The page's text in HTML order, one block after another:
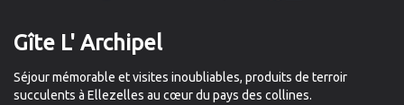
Gîte L' Archipel
Séjour mémorable et visites inoubliables, produits de terroir
succulents à Ellezelles au cœur du pays des collines.